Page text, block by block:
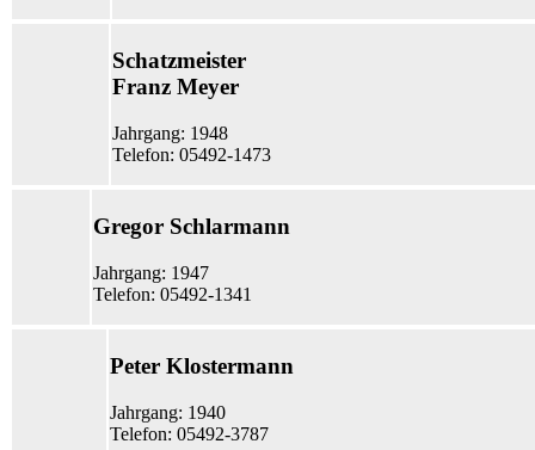
Schatzmeister
Franz Meyer
Jahrgang: 1948
Telefon: 05492-1473
Gregor Schlarmann
Jahrgang: 1947
Telefon: 05492-1341
Peter Klostermann
Jahrgang: 1940
Telefon: 05492-3787